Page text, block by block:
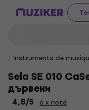
Instruments de
Sela SE 010
дървени
4,8/5
6 x noté